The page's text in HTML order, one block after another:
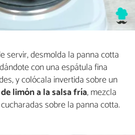
servir, desmolda la panna cotta
con una espátula fina
y colócala invertida sobre un
limón a la salsa fría, mezcla
sobre la panna cotta.